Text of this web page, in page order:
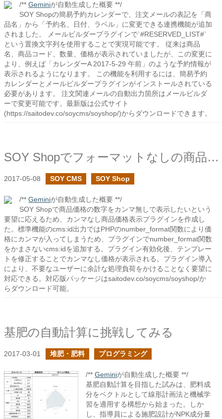
/** Geminiが自動生成した概要 **/
SOY Shopの簡易予約カレンダーで、注文メールの表記を「商
品名」から「予約名、日付、ラベル」に変更できる連携機能が追加
されました。 メールビルダープラグインで`#RESERVED_LIST#`
という置換文字列を使用することで実現可能です。 従来は商品
名、商品コード、数量、価格が表示されていましたが、この変更に
より、例えば「カレンダーA 2017-5-29 午前」のような予約情報が
表示されるようになります。 この機能を利用するには、簡易予約
カレンダーとメールビルダープラグインがインストールされている
必要があります。 注文関連メールの自動出力箇所はメールビルダ
ーで変更可能です。最新版は公式サイト
(https://saitodev.co/soycms/soyshop/)からダウンロードできます。
SOY Shopでフォーマットなしの商品価格を表示する
2017-05-08 SOY CMS SOY Shop
/** Geminiが自動生成した概要 **/
SOY Shopで商品価格の数字をカンマ無しで表示したいという
要望に応えるため、カンマなし商品価格表示プラグインを作成し
た。標準機能のcms:id出力ではPHPのnumber_format関数により価
格にカンマが入ってしまうため、プラグインでnumber_format関数
をかまさないcms:idを追加する。プラグイン有効化後、テンプレー
トを修正することでカンマなし価格が表示される。プラグイン導入
により、不要なユーザーに余計な処理負荷をかけることなく要望に
対応できる。対応版パッケージはsaitodev.co/soycms/soyshop/か
らダウンロード可能。
基肥の自動計算に挑戦してみる
2017-03-01 堆肥・肥料 プログラミング
/** Geminiが自動生成した概要 **/
基肥自動計算を目指した試みは、肥料成
分をベクトルとして線形計画法と機械学
習を適用する構想から始まった。しか
し、指導員による施肥設計がNPK成分量